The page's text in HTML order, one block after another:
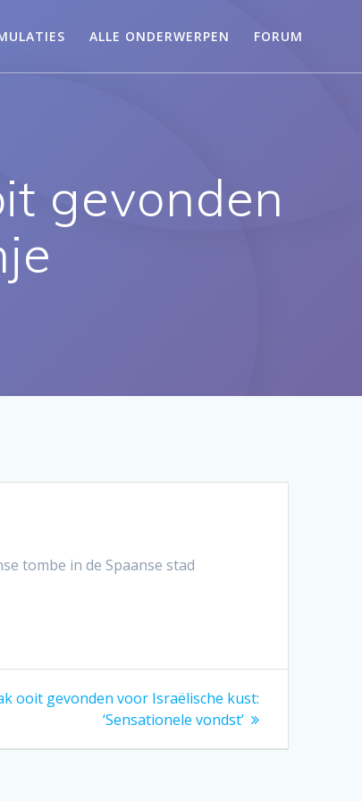
ALLE ONDERWERPEN FORUM
gevonden
tombe in de Spaanse stad
ooit gevonden voor Israëlische kust:
‘Sensationele vondst’